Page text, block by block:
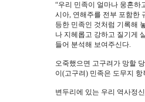
“우리 민족이 얼마나 웅혼하
시아, 연해주를 전부 포함한
등한 민족인 것처럼 기록해
나 지헤롭고 강하고 질기게
들어 분석해 보여주신다.
오죽했으면 고구려가 망할
이(고구려) 민족은 도무지
변두리에 있는 우리 역사정